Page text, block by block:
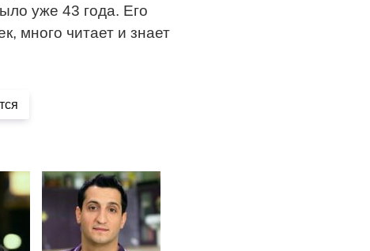
уже 43 года. Его
много читает и знает